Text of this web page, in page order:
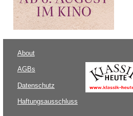
About
AGBs
Datenschutz
Haftungsausschluss